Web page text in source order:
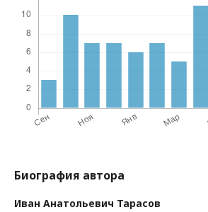
Биография автора
Иван Анатольевич Тарасов